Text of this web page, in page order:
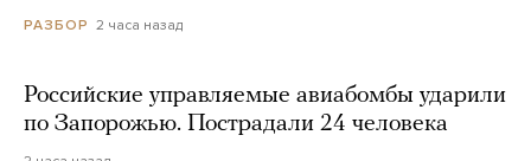
РАЗБОР 2 часа назад
Российские управляемые авиабомбы ударили
по Запорожью. Пострадали 24 человека